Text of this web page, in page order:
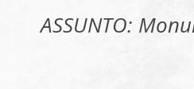
ASSUNTO: